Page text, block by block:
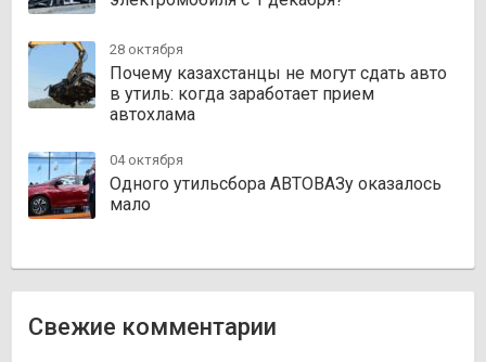
28 октября
Почему казахстанцы не могут сдать авто
в утиль: когда заработает прием
автохлама
04 октября
Одного утильсбора АВТОВАЗу оказалось
мало
Свежие комментарии